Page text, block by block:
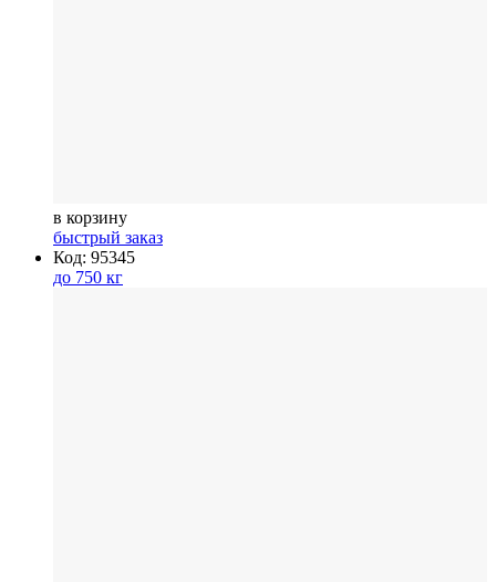
в корзину
быстрый заказ
Код: 95345
до 750 кг